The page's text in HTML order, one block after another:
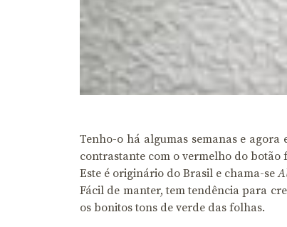
Tenho-o há algumas semanas e agora
contrastante com o vermelho do botão
Este é originário do Brasil e chama-se
Fácil de manter, tem tendência para
os bonitos tons de verde das folhas.